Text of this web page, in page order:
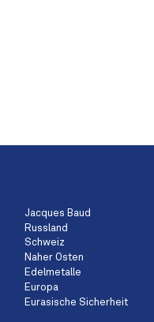
Jacques Baud
Russland
Schweiz
Naher Osten
Edelmetalle
Europa
Eurasische Sicherheit